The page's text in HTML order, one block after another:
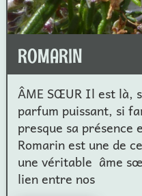
ROMARIN
ÂME SŒUR Il est là,
parfum puissant, si
presque sa
Romarin est une de
une véritable âme
lien entre nos